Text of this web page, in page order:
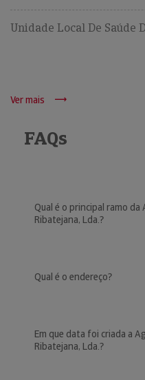
Unidade Local De Saúde
Ver mais
FAQs
Qual é o principal ramo da
Ribatejana, Lda.?
Qual é o endereço?
Em que data foi criada a
Ribatejana, Lda.?